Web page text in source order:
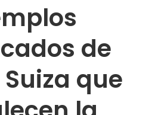
de
Suiza que